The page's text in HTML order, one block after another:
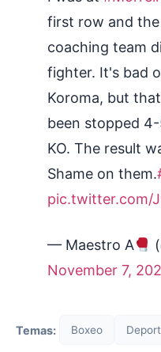
first row and the
coaching team
fighter. It's bad
Koroma, but
been stopped
KO. The result
Shame on them.
pic.twitter.com/
— Maestro A
November 7,
Temas: Boxeo